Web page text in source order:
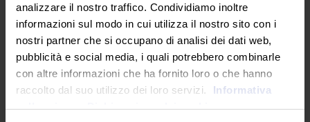
analizzare il nostro traffico. Condividiamo inoltre
informazioni sul modo in cui utilizza il nostro sito con i
nostri partner che si occupano di analisi dei dati web,
pubblicità e social media, i quali potrebbero combinarle
con altre informazioni che ha fornito loro o che hanno
raccolto dal suo utilizzo dei loro servizi.
Informativa
sulla privacy. Dichiarazione dei cookie
ARTICOLI RECENTI